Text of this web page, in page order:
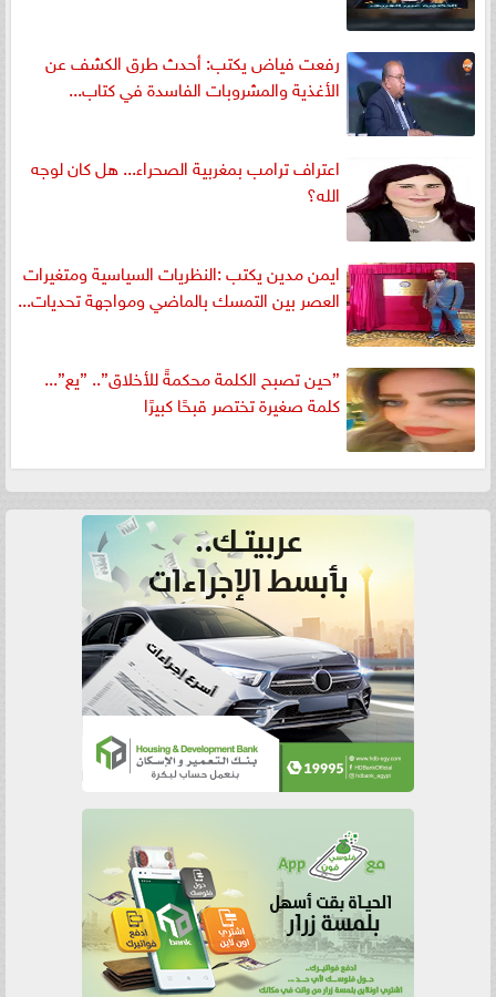
رفعت فياض يكتب: أحدث طرق الكشف عن
الأغذية والمشروبات الفاسدة في كتاب...
اعتراف ترامب بمغربية الصحراء... هل كان لوجه
الله؟
ايمن مدين يكتب :النظريات السياسية ومتغيرات
العصر بين التمسك بالماضي ومواجهة تحديات...
”حين تصبح الكلمة محكمةً للأخلاق”.. ”يع”...
كلمة صغيرة تختصر قبحًا كبيرًا